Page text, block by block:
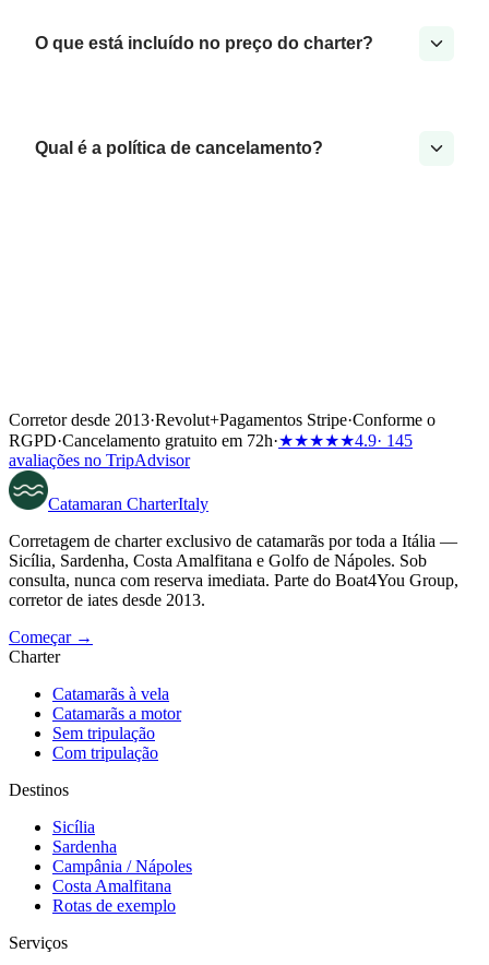
O que está incluído no preço do charter?
Qual é a política de cancelamento?
Corretor desde 2013·Revolut+Pagamentos Stripe·Conforme o
RGPD·Cancelamento gratuito em 72h·★★★★★4.9· 145
avaliações no TripAdvisor
Catamaran CharterItaly
Corretagem de charter exclusivo de catamarãs por toda a Itália —
Sicília, Sardenha, Costa Amalfitana e Golfo de Nápoles. Sob
consulta, nunca com reserva imediata. Parte do Boat4You Group,
corretor de iates desde 2013.
Começar →
Charter
Catamarãs à vela
Catamarãs a motor
Sem tripulação
Com tripulação
Destinos
Sicília
Sardenha
Campânia / Nápoles
Costa Amalfitana
Rotas de exemplo
Serviços